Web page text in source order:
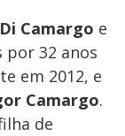
Camargo e
por 32 anos
em 2012, e
Camargo.
de